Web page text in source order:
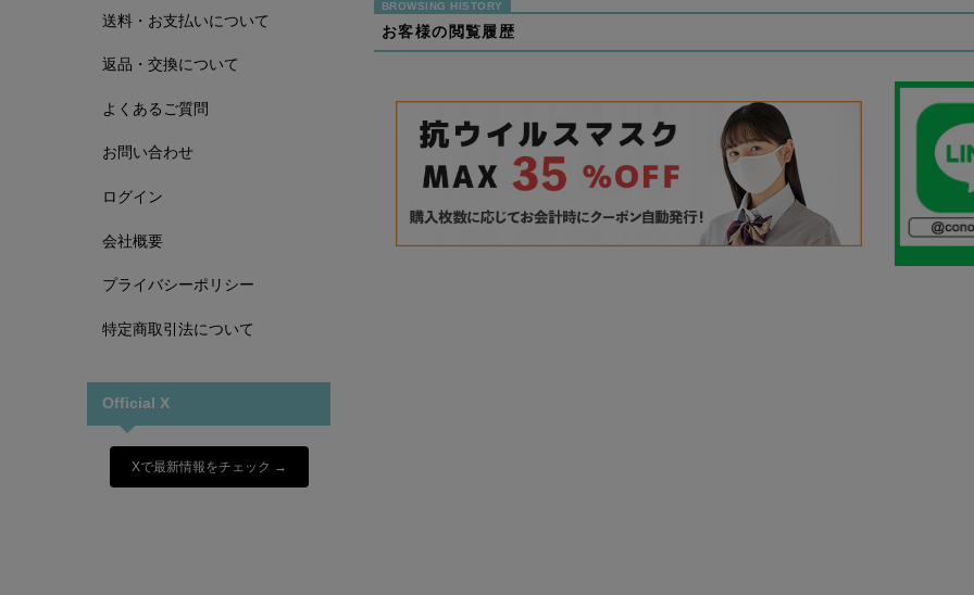
送料・お支払いについて
返品・交換について
よくあるご質問
お問い合わせ
ログイン
会社概要
プライバシーポリシー
特定商取引法について
Official X
Xで最新情報をチェック →
お客様の閲覧履歴